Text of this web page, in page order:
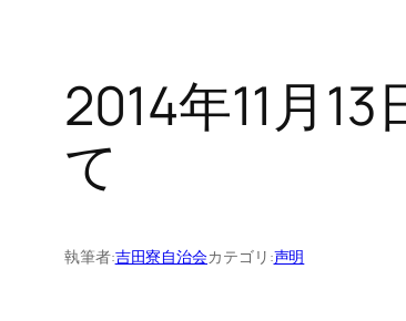
2014年11月
て
執筆者:吉田寮自治会カテゴリ:声明